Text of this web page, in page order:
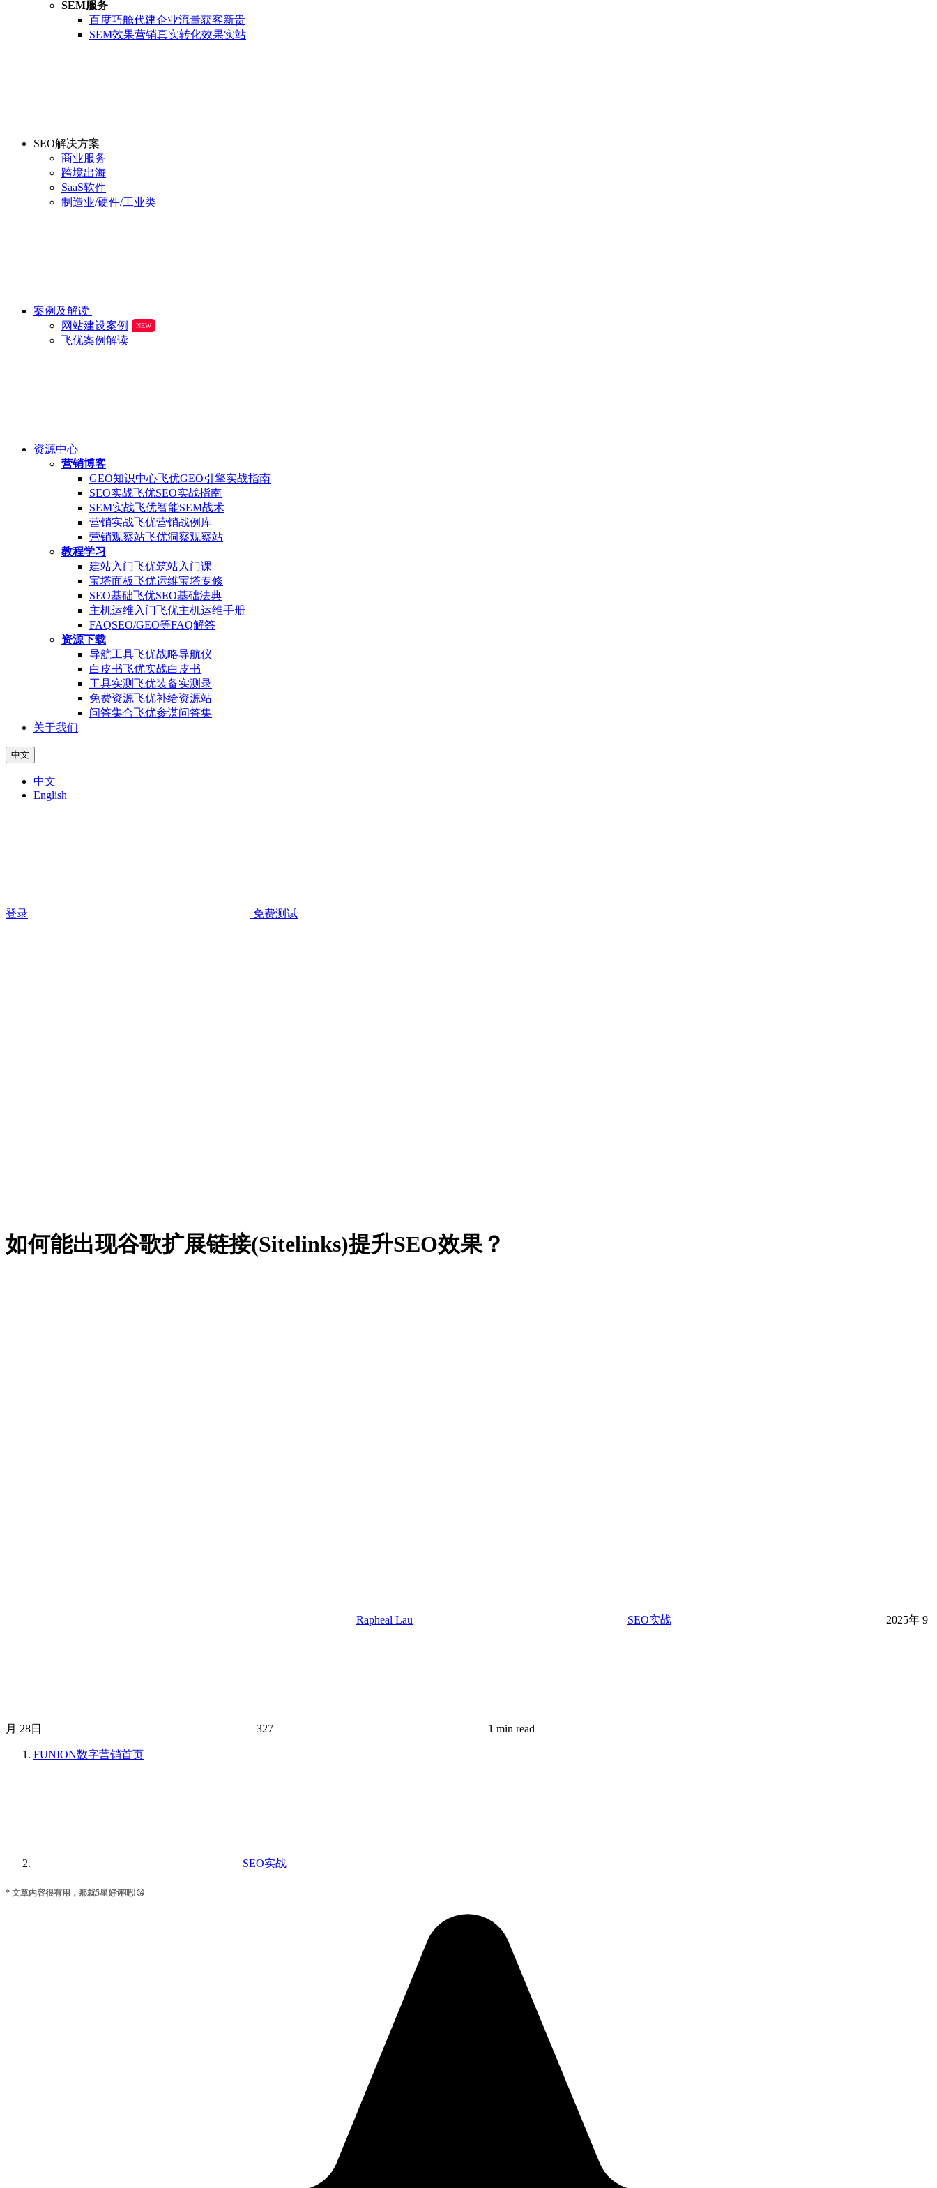
SEM服务
百度巧舱代建企业流量获客新贵
SEM效果营销真实转化效果实站
SEO解决方案
商业服务
跨境出海
SaaS软件
制造业/硬件/工业类
案例及解读
网站建设案例
NEW
飞优案例解读
资源中心
营销博客
GEO知识中心飞优GEO引擎实战指南
SEO实战飞优SEO实战指南
SEM实战飞优智能SEM战术
营销实战飞优营销战例库
营销观察站飞优洞察观察站
教程学习
建站入门飞优筑站入门课
宝塔面板飞优运维宝塔专修
SEO基础飞优SEO基础法典
主机运维入门飞优主机运维手册
FAQSEO/GEO等FAQ解答
资源下载
导航工具飞优战略导航仪
白皮书飞优实战白皮书
工具实测飞优装备实测录
免费资源飞优补给资源站
问答集合飞优参谋问答集
关于我们
中文
中文
English
登录 免费测试
如何能出现谷歌扩展链接(Sitelinks)提升SEO效果？
Rapheal Lau SEO实战 2025年 9
月 28日 327 1 min read
FUNION数字营销首页
SEO实战
* 文章内容很有用，那就5星好评吧!😘